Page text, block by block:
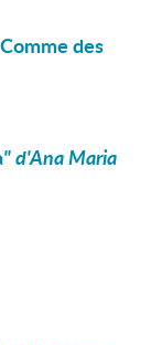
Comme des
" d'Ana Maria